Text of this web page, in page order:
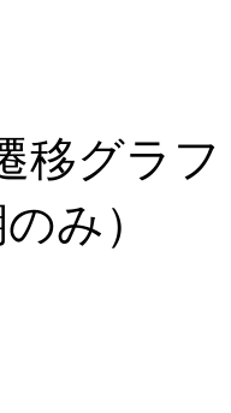
移グラ
み）